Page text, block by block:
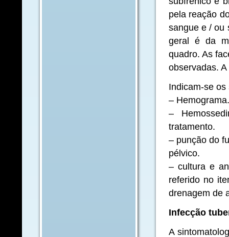
pela reação
sangue e / ou
geral é da
quadro. As
observadas.
Indicam-se
– Hemograma.
–
tratamento.
– punção do
pélvico.
– cultura e
referido no
drenagem de
Infecção
A